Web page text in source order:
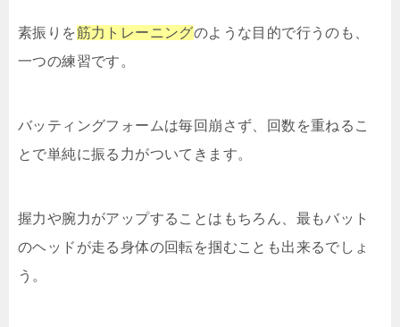
素振りを筋力トレーニングのような目的で行うのも、
一つの練習です。
バッティングフォームは毎回崩さず、回数を重ねるこ
とで単純に振る力がついてきます。
握力や腕力がアップすることはもちろん、最もバット
のヘッドが走る身体の回転を掴むことも出来るでしょ
う。